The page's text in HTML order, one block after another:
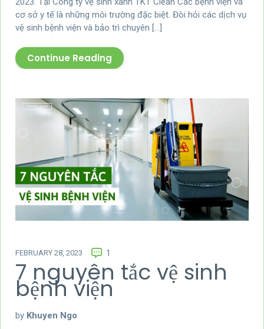
cơ sở y tế là những môi trường đặc biệt. Đòi hỏi các dịch vụ
vệ sinh bệnh viện và bảo trì chuyên […]
Continue Reading
FEBRUARY 28, 2023 1
7 nguyên tắc vệ sinh
bệnh viện
by Khuyen Ngo